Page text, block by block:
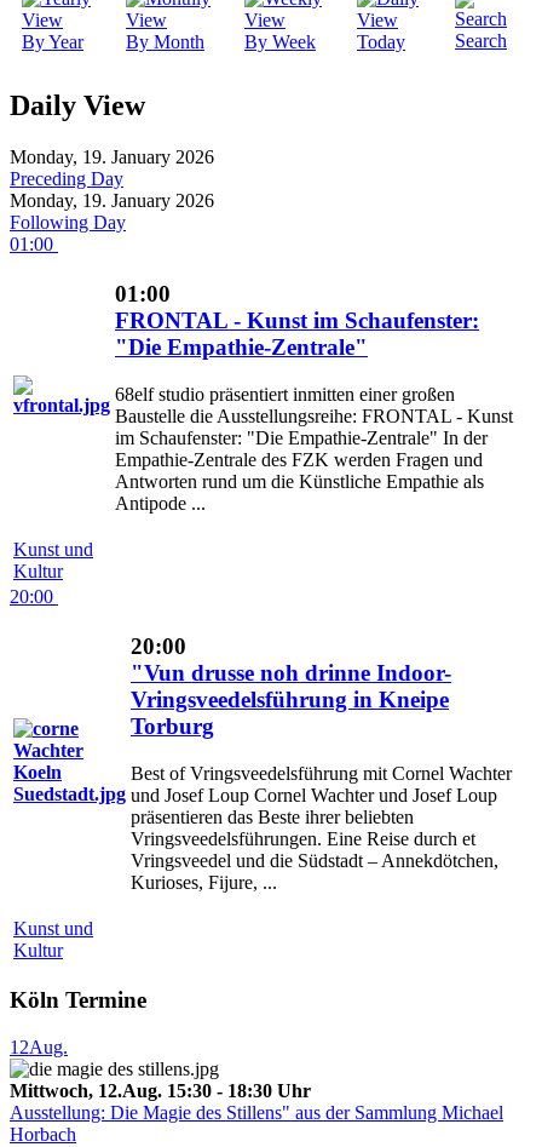
By Year By Month By Week Today Search
Daily View
Monday, 19. January 2026
Preceding Day
Monday, 19. January 2026
Following Day
01:00
01:00
FRONTAL - Kunst im Schaufenster:
"Die Empathie-Zentrale"
68elf studio präsentiert inmitten einer großen
Baustelle die Ausstellungsreihe: FRONTAL - Kunst
im Schaufenster: "Die Empathie-Zentrale" In der
Empathie-Zentrale des FZK werden Fragen und
Antworten rund um die Künstliche Empathie als
Antipode ...
Kunst und
Kultur
20:00
20:00
"Vun drusse noh drinne Indoor-
Vringsveedelsführung in Kneipe
Torburg
Best of Vringsveedelsführung mit Cornel Wachter
und Josef Loup Cornel Wachter und Josef Loup
präsentieren das Beste ihrer beliebten
Vringsveedelsführungen. Eine Reise durch et
Vringsveedel und die Südstadt – Annekdötchen,
Kurioses, Fijure, ...
Kunst und
Kultur
Köln Termine
12Aug.
Mittwoch, 12.Aug. 15:30 - 18:30 Uhr
Ausstellung: Die Magie des Stillens" aus der Sammlung Michael
Horbach